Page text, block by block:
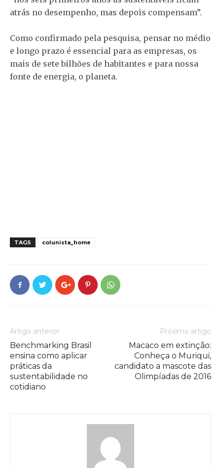
atrás no desempenho, mas depois compensam”.
Como confirmado pela pesquisa, pensar no médio
e longo prazo é essencial para as empresas, os
mais de sete bilhões de habitantes e para nossa
fonte de energia, o planeta.
TAGS colunista_home
Artigo anterior
Benchmarking Brasil
ensina como aplicar
práticas da
sustentabilidade no
cotidiano
Próximo artigo
Macaco em extinção:
Conheça o Muriqui,
candidato a mascote das
Olimpíadas de 2016